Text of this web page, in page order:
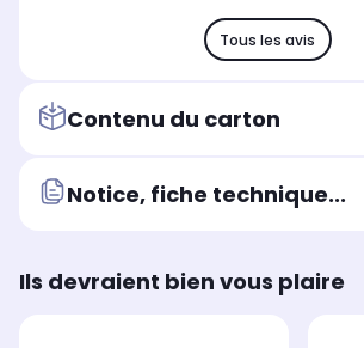
Tous les avis
Contenu du carton
Notice, fiche technique...
Ils devraient bien vous plaire